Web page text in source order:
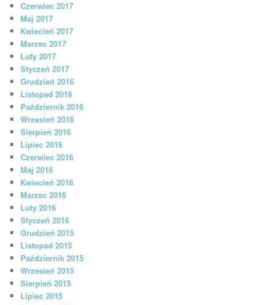
Czerwiec 2017
Maj 2017
Kwiecień 2017
Marzec 2017
Luty 2017
Styczeń 2017
Grudzień 2016
Listopad 2016
Październik 2016
Wrzesień 2016
Sierpień 2016
Lipiec 2016
Czerwiec 2016
Maj 2016
Kwiecień 2016
Marzec 2016
Luty 2016
Styczeń 2016
Grudzień 2015
Listopad 2015
Październik 2015
Wrzesień 2015
Sierpień 2015
Lipiec 2015